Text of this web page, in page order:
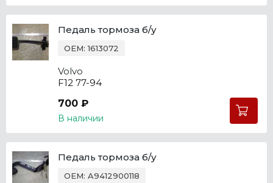
Педаль тормоза б/у
OEM: 1613072
Volvo
F12 77-94
700 ₽
В наличии
Педаль тормоза б/у
OEM: A9412900118